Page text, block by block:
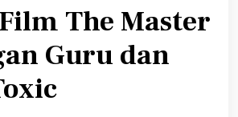
The Master
Guru dan